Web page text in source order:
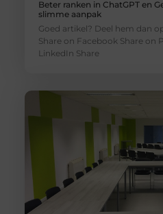
Beter ranken in ChatGPT en
slimme aanpak
Goed artikel? Deel hem dan
Share on Facebook Share on
LinkedIn Share